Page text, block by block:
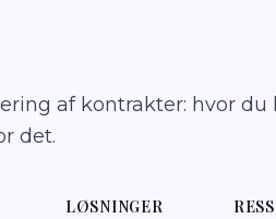
af kontrakter: hvor du
det.
LØSNINGER